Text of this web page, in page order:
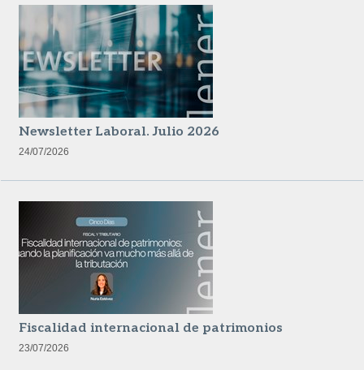
Newsletter Laboral. Julio 2026
24/07/2026
Fiscalidad internacional de patrimonios
23/07/2026